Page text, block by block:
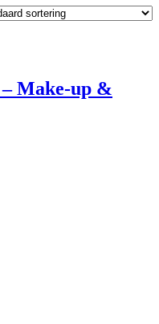
Make-up &